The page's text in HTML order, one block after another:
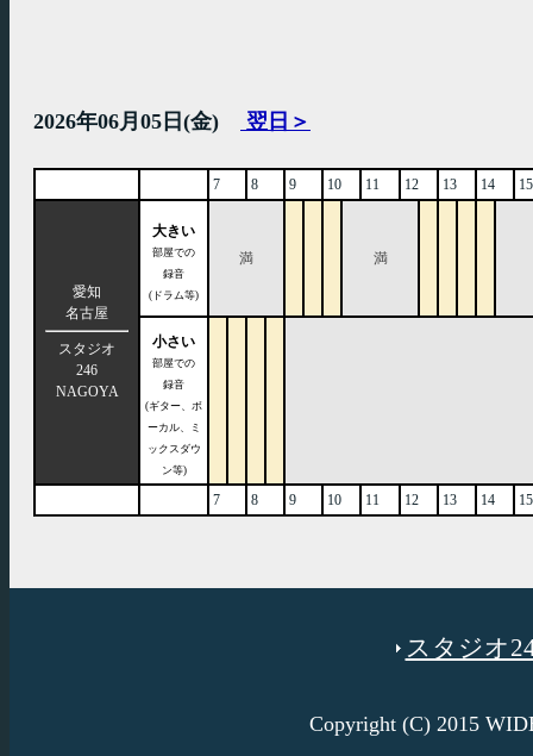
2026年06月05日(金) 翌日＞
7 8 9 10 11 12 13 14 15
愛知
名古屋
スタジオ
246
NAGOYA
大きい
部屋での
録音
(ドラム等)
満 満
小さい
部屋での
録音
(ギター、ボ
ーカル、ミ
ックスダウ
ン等)
7 8 9 10 11 12 13 14 15
スタジオ
Copyright (C) 2015